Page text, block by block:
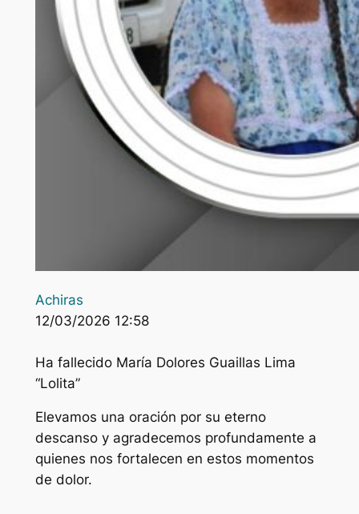
Achiras
12/03/2026 12:58
Ha fallecido María Dolores Guaillas Lima
“Lolita”
Elevamos una oración por su eterno
descanso y agradecemos profundamente a
quienes nos fortalecen en estos momentos
de dolor.